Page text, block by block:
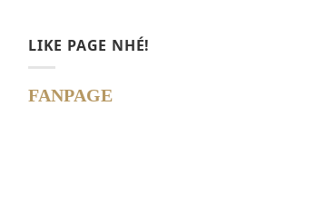
LIKE PAGE NHÉ!
FANPAGE